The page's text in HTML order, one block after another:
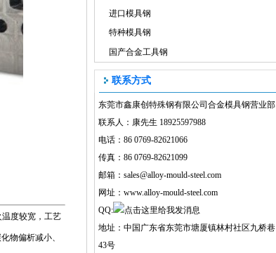
温度较宽，工艺
物偏析减小、
进口模具钢
特种模具钢
国产合金工具钢
联系方式
东莞市鑫康创特殊钢有限公司合金模具钢营业部
联系人：康先生 18925597988
电话：86 0769-82621066
传真：86 0769-82621099
邮箱： sales@alloy-mould-steel.com
网址： www.alloy-mould-steel.com
QQ:
地址：中国广东省东莞市塘厦镇林村社区九桥巷
43号